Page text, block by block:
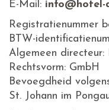
E-Mail: info@hotel-
Registratienummer
BTW-
Algemeen directeur:
Rechtsvorm: GmbH
Bevoegdheid
St. Johann im